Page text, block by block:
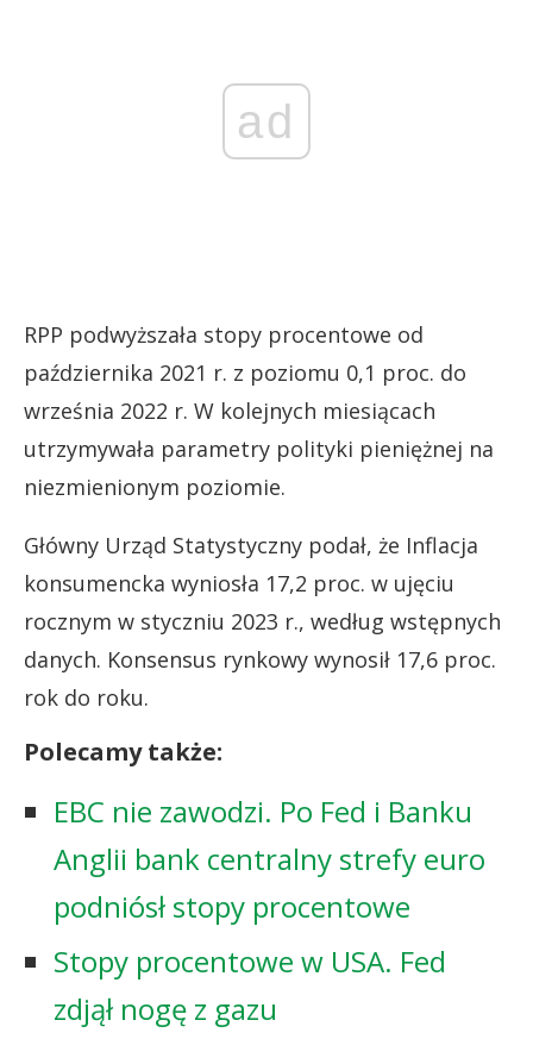
ad
RPP podwyższała stopy procentowe od
października 2021 r. z poziomu 0,1 proc. do
września 2022 r. W kolejnych miesiącach
utrzymywała parametry polityki pieniężnej na
niezmienionym poziomie.
Główny Urząd Statystyczny podał, że Inflacja
konsumencka wyniosła 17,2 proc. w ujęciu
rocznym w styczniu 2023 r., według wstępnych
danych. Konsensus rynkowy wynosił 17,6 proc.
rok do roku.
Polecamy także:
EBC nie zawodzi. Po Fed i Banku
Anglii bank centralny strefy euro
podniósł stopy procentowe
Stopy procentowe w USA. Fed
zdjął nogę z gazu